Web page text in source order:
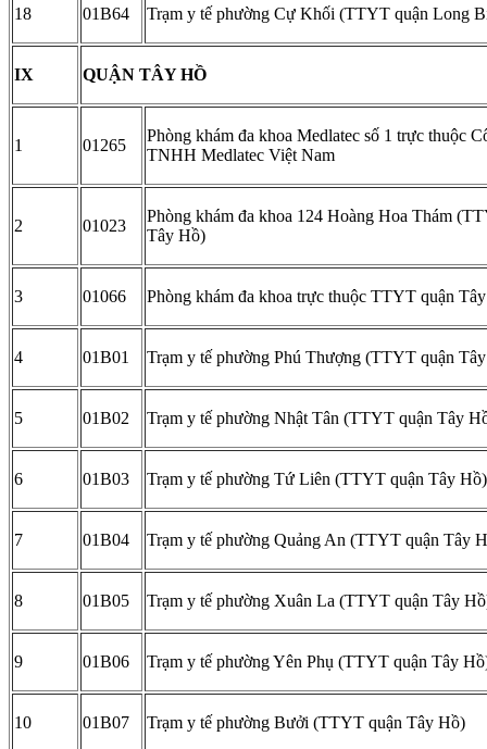
18 01B64 Trạm y tế phường Cự Khối (TTYT quận Long
IX QUẬN TÂY HỒ
1 01265
Phòng khám đa khoa Medlatec số 1 trực thuộc
TNHH Medlatec Việt Nam
2 01023
Phòng khám đa khoa 124 Hoàng Hoa Thám
Tây Hồ)
3 01066 Phòng khám đa khoa trực thuộc TTYT quận
4 01B01 Trạm y tế phường Phú Thượng (TTYT quận
5 01B02 Trạm y tế phường Nhật Tân (TTYT quận Tây
6 01B03 Trạm y tế phường Tứ Liên (TTYT quận Tây Hồ)
7 01B04 Trạm y tế phường Quảng An (TTYT quận Tây
8 01B05 Trạm y tế phường Xuân La (TTYT quận Tây
9 01B06 Trạm y tế phường Yên Phụ (TTYT quận Tây
10 01B07 Trạm y tế phường Bưởi (TTYT quận Tây Hồ)